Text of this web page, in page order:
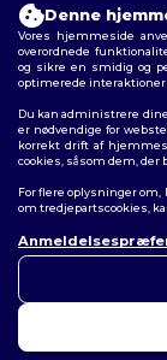
Vilkår og Betingelser
cookies|Sitemap
Denne
Vores hjemmeside
overordnede
og sikre en smidig og
optimerede interaktioner
Du kan administrere
er nødvendige for
korrekt drift af
cookies, såsom dem, der
For flere oplysninger om,
om tredjepartscookies,